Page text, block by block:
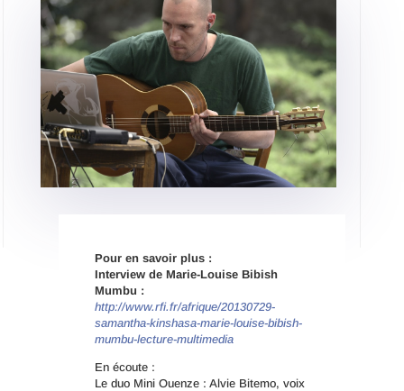
Pour en savoir plus :
Interview de Marie-Louise Bibish
Mumbu :
http://www.rfi.fr/afrique/20130729-
samantha-kinshasa-marie-louise-bibish-
mumbu-lecture-multimedia
En écoute :
Le duo Mini Ouenze : Alvie Bitemo, voix